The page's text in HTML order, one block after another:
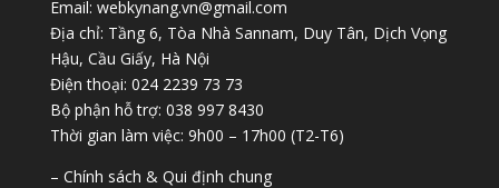
Email: webkynang.vn@gmail.com
Địa chỉ: Tầng 6, Tòa Nhà Sannam, Duy Tân, Dịch Vọng
Hậu, Cầu Giấy, Hà Nội
Điện thoại: 024 2239 73 73
Bộ phận hỗ trợ: 038 997 8430
Thời gian làm việc: 9h00 – 17h00 (T2-T6)
– Chính sách & Qui định chung